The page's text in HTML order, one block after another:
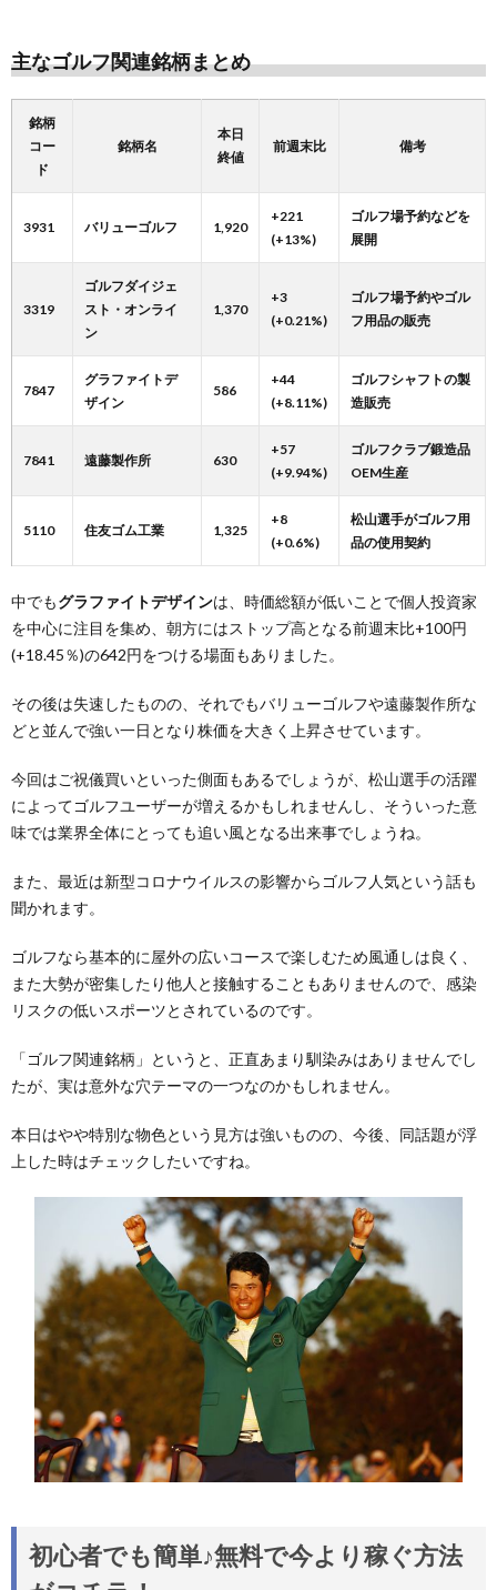
主なゴルフ関連銘柄まとめ
銘柄
コー
ド
銘柄名
本日
終値
前週末比 備考
3931 バリューゴルフ 1,920
+221
(+13%)
ゴルフ場予約などを
展開
3319
ゴルフダイジェ
スト・オンライ
ン
1,370
+3
(+0.21%)
ゴルフ場予約やゴル
フ用品の販売
7847
グラファイトデ
ザイン
586
+44
(+8.11%)
ゴルフシャフトの製
造販売
7841 遠藤製作所 630
+57
(+9.94%)
ゴルフクラブ鍛造品
OEM生産
5110 住友ゴム工業 1,325
+8
(+0.6%)
松山選手がゴルフ用
品の使用契約
中でもグラファイトデザインは、時価総額が低いことで個人投資家
を中心に注目を集め、朝方にはストップ高となる前週末比+100円
(+18.45％)の642円をつける場面もありました。
その後は失速したものの、それでもバリューゴルフや遠藤製作所な
どと並んで強い一日となり株価を大きく上昇させています。
今回はご祝儀買いといった側面もあるでしょうが、松山選手の活躍
によってゴルフユーザーが増えるかもしれませんし、そういった意
味では業界全体にとっても追い風となる出来事でしょうね。
また、最近は新型コロナウイルスの影響からゴルフ人気という話も
聞かれます。
ゴルフなら基本的に屋外の広いコースで楽しむため風通しは良く、
また大勢が密集したり他人と接触することもありませんので、感染
リスクの低いスポーツとされているのです。
「ゴルフ関連銘柄」というと、正直あまり馴染みはありませんでし
たが、実は意外な穴テーマの一つなのかもしれません。
本日はやや特別な物色という見方は強いものの、今後、同話題が浮
上した時はチェックしたいですね。
初心者でも簡単♪無料で今より稼ぐ方法